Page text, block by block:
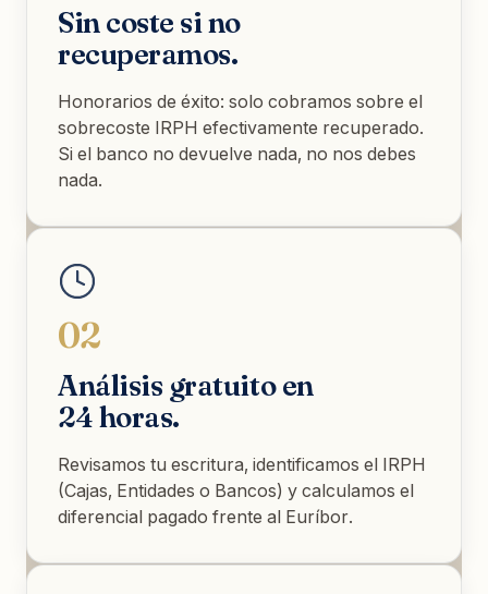
Sin coste si no
recuperamos.
Honorarios de éxito: solo cobramos sobre el
sobrecoste IRPH efectivamente recuperado.
Si el banco no devuelve nada, no nos debes
nada.
02
Análisis gratuito en
24 horas.
Revisamos tu escritura, identificamos el IRPH
(Cajas, Entidades o Bancos) y calculamos el
diferencial pagado frente al Euríbor.